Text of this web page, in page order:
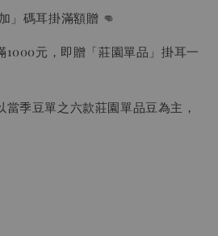
」碼耳掛滿額贈 👊
1000元，即贈「莊園單品」掛耳一
季豆單之六款莊園單品豆為主，